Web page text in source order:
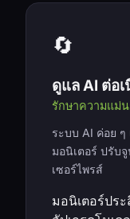
🔄
ดูแล AI ต่อเ
รักษาความแม่
ระบบ AI ค่อย
มอนิเตอร์ ปรับจู
เซอร์ไพรส์
มอนิเตอร์ปร